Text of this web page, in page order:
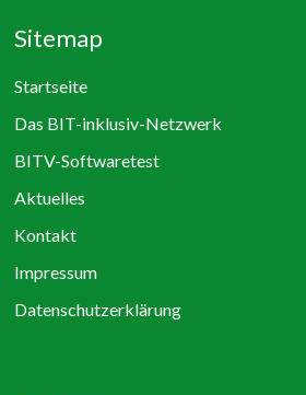
Sitemap
Startseite
Das BIT-inklusiv-Netzwerk
BITV-Softwaretest
Aktuelles
Kontakt
Impressum
Datenschutzerklärung